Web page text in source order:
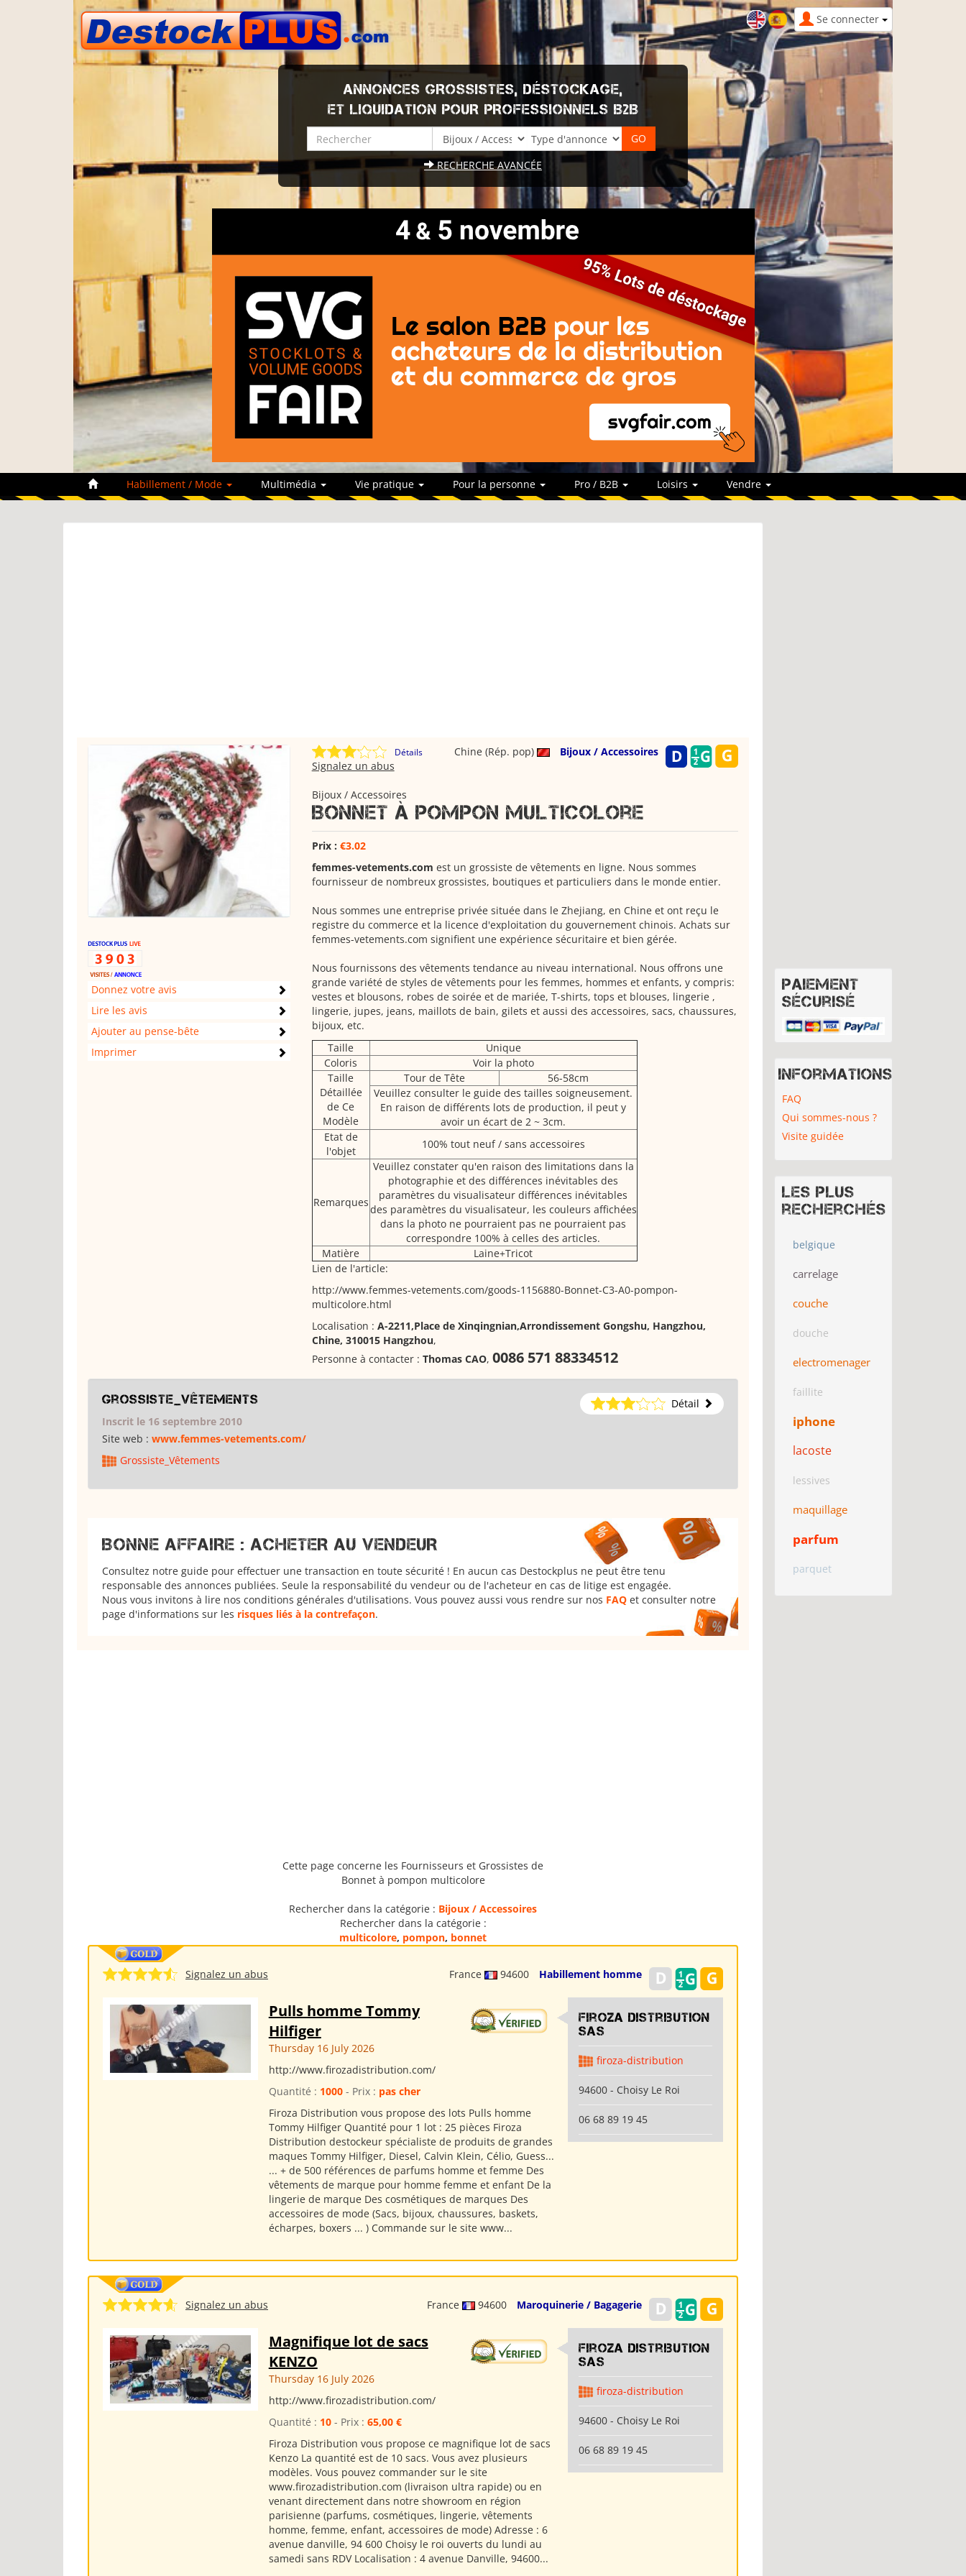
Se connecter
ANNONCES GROSSISTES, DÉSTOCKAGE,
ET LIQUIDATION POUR PROFESSIONNELS B2B
RECHERCHE AVANCÉE
Habillement / Mode Multimédia Vie pratique Pour la personne Pro / B2B Loisirs Vendre
Donnez votre avis
Lire les avis
Ajouter au pense-bête
Imprimer
Détails Chine (Rép. pop)
Bijoux / Accessoires
Signalez un abus
Bijoux / Accessoires
Bonnet à pompon multicolore
Prix : €3.02
femmes-vetements.com est un grossiste de vêtements en ligne. Nous sommes
fournisseur de nombreux grossistes, boutiques et particuliers dans le monde entier.
Nous sommes une entreprise privée située dans le Zhejiang, en Chine et ont reçu le
registre du commerce et la licence d'exploitation du gouvernement chinois. Achats sur
femmes-vetements.com signifient une expérience sécuritaire et bien gérée.
Nous fournissons des vêtements tendance au niveau international. Nous offrons une
grande variété de styles de vêtements pour les femmes, hommes et enfants, y compris:
vestes et blousons, robes de soirée et de mariée, T-shirts, tops et blouses, lingerie ,
lingerie, jupes, jeans, maillots de bain, gilets et aussi des accessoires, sacs, chaussures,
bijoux, etc.
Taille
Unique
Coloris
Voir la photo
Taille
Détaillée
de Ce
Modèle
Tour de Tête
56-58cm
Veuillez consulter le guide des tailles soigneusement.
En raison de différents lots de production, il peut y
avoir un écart de 2 ~ 3cm.
Etat de
l'objet
100% tout neuf / sans accessoires
Remarques
Veuillez constater qu'en raison des limitations dans la
photographie et des différences inévitables des
paramètres du visualisateur différences inévitables
des paramètres du visualisateur, les couleurs affichées
dans la photo ne pourraient pas ne pourraient pas
correspondre 100% à celles des articles.
Matière
Laine+Tricot
Lien de l'article:
http://www.femmes-vetements.com/goods-1156880-Bonnet-C3-A0-pompon-
multicolore.html
Localisation : A-2211,Place de Xinqingnian,Arrondissement Gongshu, Hangzhou,
Chine, 310015 Hangzhou,
Personne à contacter : Thomas CAO, 0086 571 88334512
Grossiste_Vêtements
Détail
Inscrit le 16 septembre 2010
Site web : www.femmes-vetements.com/
Grossiste_Vêtements
BONNE AFFAIRE : ACHETER AU VENDEUR
Consultez notre guide pour effectuer une transaction en toute sécurité ! En aucun cas Destockplus ne peut être tenu
responsable des annonces publiées. Seule la responsabilité du vendeur ou de l'acheteur en cas de litige est engagée.
Nous vous invitons à lire nos conditions générales d'utilisations. Vous pouvez aussi vous rendre sur nos FAQ et consulter notre
page d'informations sur les risques liés à la contrefaçon.
Cette page concerne les Fournisseurs et Grossistes de
Bonnet à pompon multicolore
Rechercher dans la catégorie : Bijoux / Accessoires
Rechercher dans la catégorie :
multicolore, pompon, bonnet
France 94600 Habillement homme
Signalez un abus
Pulls homme Tommy
Hilfiger
Thursday 16 July 2026
http://www.firozadistribution.com/
Quantité : 1000- Prix : pas cher
Firoza Distribution vous propose des lots Pulls homme
Tommy Hilfiger Quantité pour 1 lot : 25 pièces Firoza
Distribution destockeur spécialiste de produits de grandes
maques Tommy Hilfiger, Diesel, Calvin Klein, Célio, Guess...
... + de 500 références de parfums homme et femme Des
vêtements de marque pour homme femme et enfant De la
lingerie de marque Des cosmétiques de marques Des
accessoires de mode (Sacs, bijoux, chaussures, baskets,
écharpes, boxers ... ) Commande sur le site www...
Firoza Distribution
SAS
firoza-distribution
94600 - Choisy Le Roi
06 68 89 19 45
France 94600 Maroquinerie / Bagagerie
Signalez un abus
Magnifique lot de sacs
KENZO
Thursday 16 July 2026
http://www.firozadistribution.com/
Quantité : 10- Prix : 65,00 €
Firoza Distribution vous propose ce magnifique lot de sacs
Kenzo La quantité est de 10 sacs. Vous avez plusieurs
modèles. Vous pouvez commander sur le site
www.firozadistribution.com (livraison ultra rapide) ou en
venant directement dans notre showroom en région
parisienne (parfums, cosmétiques, lingerie, vêtements
homme, femme, enfant, accessoires de mode) Adresse : 6
avenue danville, 94 600 Choisy le roi ouverts du lundi au
samedi sans RDV Localisation : 4 avenue Danville, 94600...
Firoza Distribution
SAS
firoza-distribution
94600 - Choisy Le Roi
06 68 89 19 45
Paiement
sécurisé
Informations
FAQ
Qui sommes-nous ?
Visite guidée
Les plus
recherchés
belgique
carrelage
couche
douche
electromenager
faillite
iphone
lacoste
lessives
maquillage
parfum
parquet